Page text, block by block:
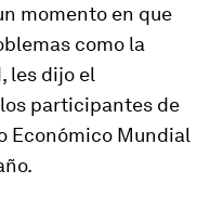
momento en que
como la
les dijo el
participantes de
Económico Mundial